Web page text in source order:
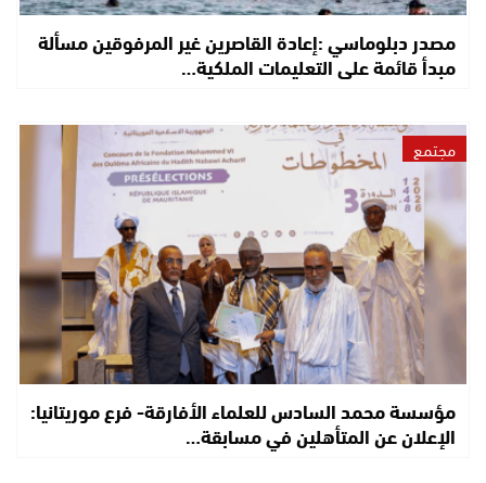
مصدر دبلوماسي :إعادة القاصرين غير المرفوقين مسألة
مبدأ قائمة على التعليمات الملكية…
مجتمع
مؤسسة محمد السادس للعلماء الأفارقة- فرع موريتانيا:
الإعلان عن المتأهلين في مسابقة…